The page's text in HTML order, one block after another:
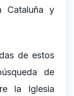
Cataluña y
de estos
de
la Iglesia